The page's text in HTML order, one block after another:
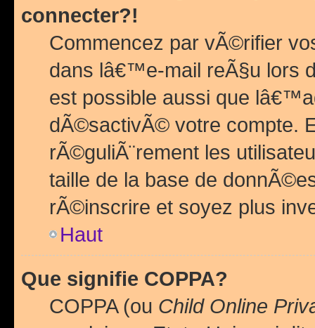
connecter?!
Commencez par vÃ©rifier
dans lâ€™e-mail reÃ§u lors
est possible aussi que
dÃ©sactivÃ© votre compte.
rÃ©guliÃ¨rement les
taille de la base de
rÃ©inscrire et soyez plus
Haut
Que signifie COPPA?
COPPA (ou Child Online